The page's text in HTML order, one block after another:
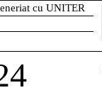
cu UNITER